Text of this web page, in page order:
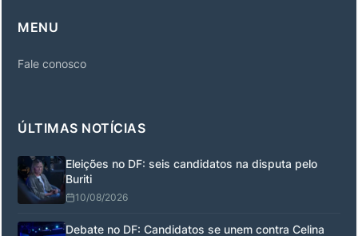
MENU
Fale conosco
ÚLTIMAS NOTÍCIAS
Eleições no DF: seis candidatos na disputa pelo
Buriti
10/08/2026
Debate no DF: Candidatos se unem contra Celina